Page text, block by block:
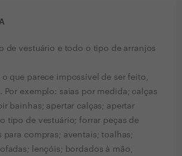
de vestuário e todo o tipo de arranjos
o que parece impossível de ser feito,
Por exemplo: saias por medida; calças
bainhas; apertar calças; apertar
tipo de vestuário; forrar peças de
para compras; aventais; toalhas;
lençóis; bordados à mão,